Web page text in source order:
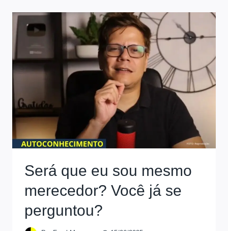
Será que eu sou mesmo
merecedor? Você já se
perguntou?